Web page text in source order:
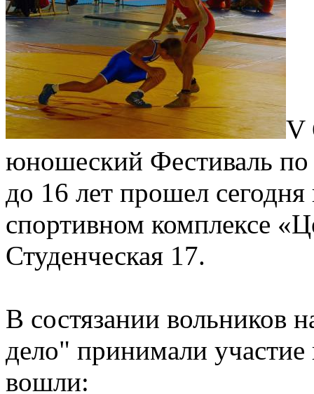
V
юношеский Фестиваль
до 16 лет прошел
спортивном комплексе
Студенческая 17.
В состязании
дело" принимали
вошли: